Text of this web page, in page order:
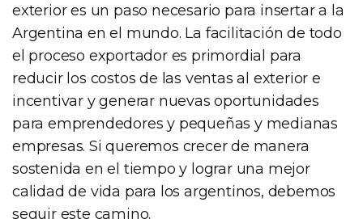
exterior es un paso necesario para insertar a la
Argentina en el mundo. La facilitación de todo
el proceso exportador es primordial para
reducir los costos de las ventas al exterior e
incentivar y generar nuevas oportunidades
para emprendedores y pequeñas y medianas
empresas. Si queremos crecer de manera
sostenida en el tiempo y lograr una mejor
calidad de vida para los argentinos, debemos
seguir este camino.